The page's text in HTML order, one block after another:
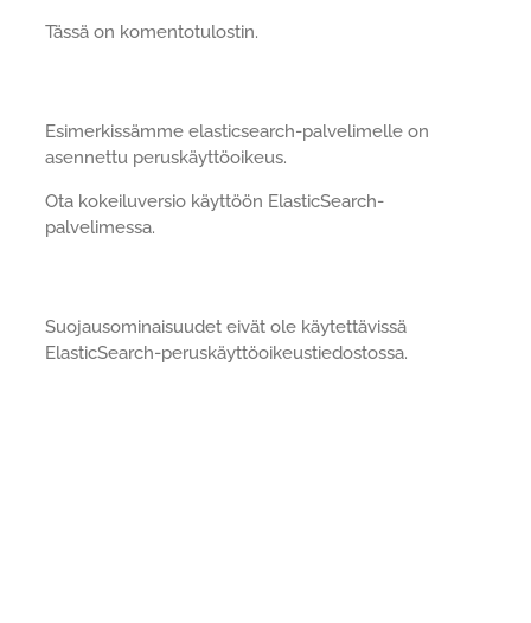
Tässä on komentotulostin.
Esimerkissämme elasticsearch-palvelimelle on
asennettu peruskäyttöoikeus.
Ota kokeiluversio käyttöön ElasticSearch-
palvelimessa.
Suojausominaisuudet eivät ole käytettävissä
ElasticSearch-peruskäyttöoikeustiedostossa.